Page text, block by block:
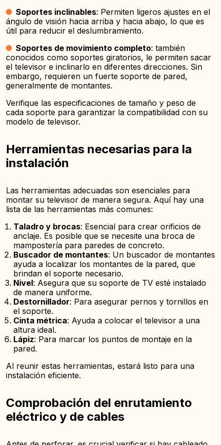
Soportes inclinables: Permiten ligeros ajustes en el
ángulo de visión hacia arriba y hacia abajo, lo que es
útil para reducir el deslumbramiento.
Soportes de movimiento completo: también
conocidos como soportes giratorios, le permiten sacar
el televisor e inclinarlo en diferentes direcciones. Sin
embargo, requieren un fuerte soporte de pared,
generalmente de montantes.
Verifique las especificaciones de tamaño y peso de
cada soporte para garantizar la compatibilidad con su
modelo de televisor.
Herramientas necesarias para la
instalación
Las herramientas adecuadas son esenciales para
montar su televisor de manera segura. Aquí hay una
lista de las herramientas más comunes:
Taladro y brocas: Esencial para crear orificios de
anclaje. Es posible que se necesite una broca de
mampostería para paredes de concreto.
Buscador de montantes: Un buscador de montantes
ayuda a localizar los montantes de la pared, que
brindan el soporte necesario.
Nivel: Asegura que su soporte de TV esté instalado
de manera uniforme.
Destornillador: Para asegurar pernos y tornillos en
el soporte.
Cinta métrica: Ayuda a colocar el televisor a una
altura ideal.
Lápiz: Para marcar los puntos de montaje en la
pared.
Al reunir estas herramientas, estará listo para una
instalación eficiente.
Comprobación del enrutamiento
eléctrico y de cables